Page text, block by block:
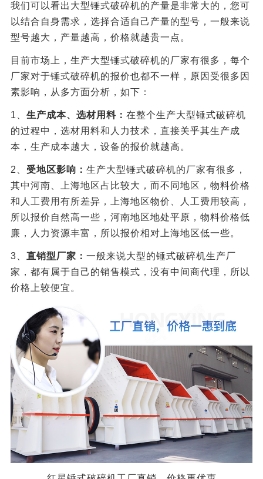
我们可以看出大型锤式破碎机的产量是非常大的，您可
以结合自身需求，选择合适自己产量的型号，一般来说
型号越大，产量越高，价格就越贵一点。
目前市场上，生产大型锤式破碎机的厂家有很多，每个
厂家对于锤式破碎机的报价也都不一样，原因受很多因
素影响，从多方面分析，如下：
1、 生产成本、选材用料： 在整个生产大型锤式破碎机
的过程中，选材用料和人力技术，直接关乎其生产成
本，生产成本越大，设备的报价就越高。
2、 受地区影响： 生产大型锤式破碎机的厂家有很多，
其中河南、上海地区占比较大，而不同地区，物料价格
和人工费用有所差异，上海地区物价、人工费用较高，
所以报价自然高一些，河南地区地处平原，物料价格低
廉，人力资源丰富，所以报价相对上海地区低一些。
3、 直销型厂家： 一般来说大型的锤式破碎机生产厂
家，都有属于自己的销售模式，没有中间商代理，所以
价格上较便宜。